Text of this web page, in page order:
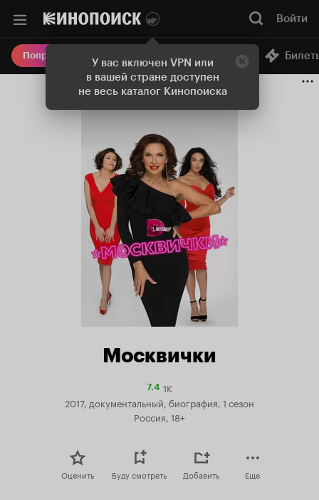
У вас включен VPN или
в вашей стране доступен
не весь каталог Кинопоиска
Войти
Попробовать Плюс Онлайн-кинотеатр
Москвички
7.4Рейтинг
Кинопоиска
7.4
1K
2017, документальный, биография, 1 сезон
Россия, 18+
Оценить Буду смотреть Добавить Еще